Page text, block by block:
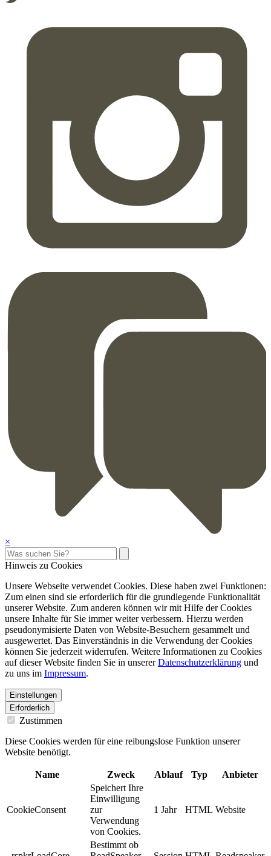
×
Hinweis zu Cookies
Unsere Webseite verwendet Cookies. Diese haben zwei Funktionen:
Zum einen sind sie erforderlich für die grundlegende Funktionalität
unserer Website. Zum anderen können wir mit Hilfe der Cookies
unsere Inhalte für Sie immer weiter verbessern. Hierzu werden
pseudonymisierte Daten von Website-Besuchern gesammelt und
ausgewertet. Das Einverständnis in die Verwendung der Cookies
können Sie jederzeit widerrufen. Weitere Informationen zu Cookies
auf dieser Website finden Sie in unsererDatenschutzerklärung und
zu uns im Impressum.
Einstellungen
Erforderlich
Zustimmen
Diese Cookies werden für eine reibungslose Funktion unserer
Website benötigt.
Name Zweck Ablauf Typ Anbieter
CookieConsent
Speichert Ihre
Einwilligung
zur
Verwendung
von Cookies.
1 Jahr HTML Website
Bestimmt ob